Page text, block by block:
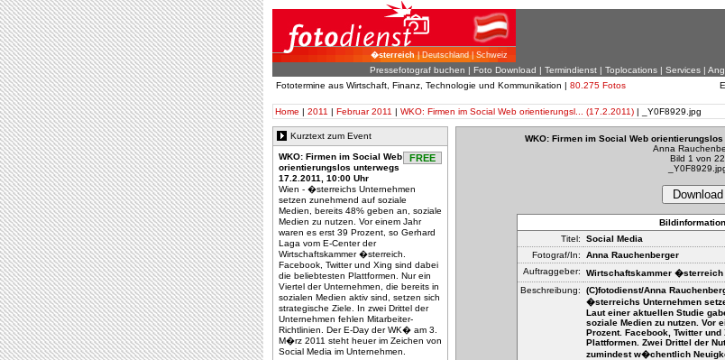
�sterreich| Deutschland | Schweiz
Pressefotograf buchen | Foto Download | Termindienst | Toplocations | Services |
Fototermine aus Wirtschaft, Finanz, Technologie und Kommunikation | 80.275 Fotos
Home | 2011 | Februar 2011 | WKO: Firmen im Social Web orientierungsl... (17.2.2011) | _Y0F8929.jpg
Kurztext zum Event
FREE
WKO: Firmen im Social Web
orientierungslos unterwegs
17.2.2011, 10:00 Uhr
Wien - �sterreichs Unternehmen
setzen zunehmend auf soziale
Medien, bereits 48% geben an, soziale
Medien zu nutzen. Vor einem Jahr
waren es erst 39 Prozent, so Gerhard
Laga vom E-Center der
Wirtschaftskammer �sterreich.
Facebook, Twitter und Xing sind dabei
die beliebtesten Plattformen. Nur ein
Viertel der Unternehmen, die bereits in
sozialen Medien aktiv sind, setzen sich
strategische Ziele. In zwei Drittel der
Unternehmen fehlen Mitarbeiter-
Richtlinien. Der E-Day der WK� am 3.
M�rz 2011 steht heuer im Zeichen von
Social Media im Unternehmen.
WKO: Firmen im Social Web
Anna
Bild 1 von 22
Download
Titel:
Social Media
Fotograf/In:
Anna Rauchenberger
Auftraggeber:
Wirtschaftskammer
Beschreibung:
(C)fotodienst/Anna
�sterreichs Unternehmen
Laut einer aktuellen Studie
soziale Medien zu nutzen. Vor
Prozent. Facebook, Twitter
Plattformen. Zwei Drittel der
zumindest w�chentlich